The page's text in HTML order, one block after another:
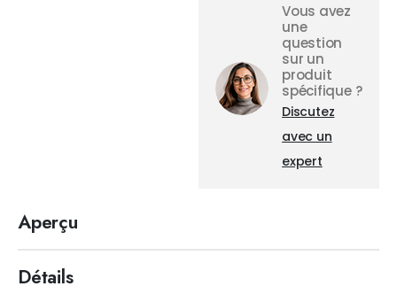
Vous avez
une
question
sur un
produit
spécifique ?
Discutez
avec un
expert
Aperçu
Détails